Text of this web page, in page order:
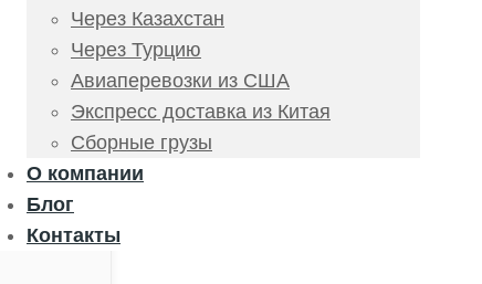
Через Казахстан
Через Турцию
Авиаперевозки из США
Экспресс доставка из Китая
Сборные грузы
О компании
Блог
Контакты